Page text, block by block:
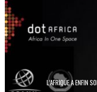
L’AFRIQUE A ENFIN